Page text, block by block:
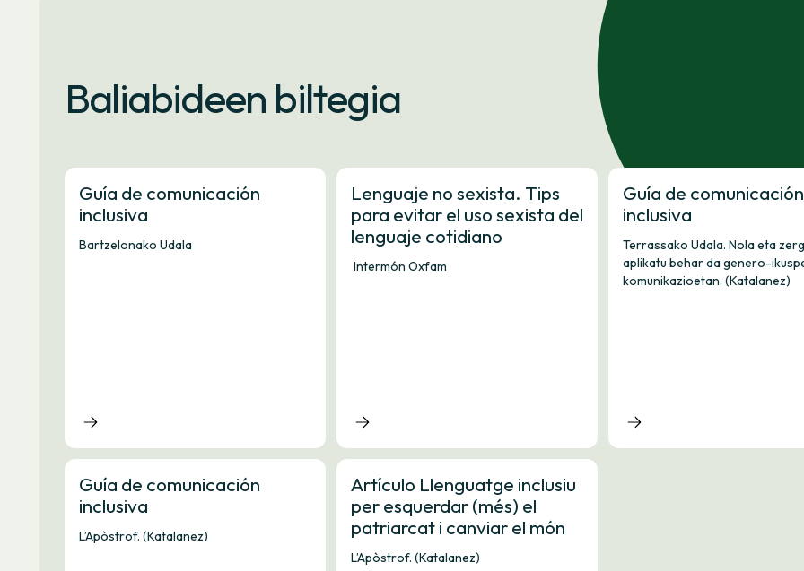
Baliabideen biltegia
Guía de comunicación
inclusiva
Bartzelonako Udala
Lenguaje no sexista. Tips
para evitar el uso sexista del
lenguaje cotidiano
Intermón Oxfam
Guía de comunicación
inclusiva
Terrassako Udala. Nola eta
aplikatu behar da genero-
komunikazioetan. (Katalanez)
Guía de comunicación
inclusiva
L’Apòstrof. (Katalanez)
Artículo Llenguatge inclusiu
per esquerdar (més) el
patriarcat i canviar el món
L’Apòstrof. (Katalanez)